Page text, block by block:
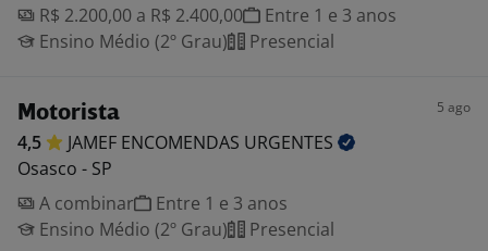
R$ 2.200,00 a R$ 2.400,00
Entre 1 e 3 anos
Ensino Médio (2º Grau)
Presencial
Motorista 5 ago
4,5 JAMEF ENCOMENDAS URGENTES
Osasco - SP
A combinar
Entre 1 e 3 anos
Ensino Médio (2º Grau)
Presencial